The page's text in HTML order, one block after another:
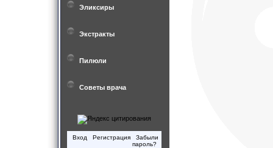
Эликсиры
Экстракты
Пилюли
Советы врача
Вход Регистрация
Забыли
пароль?